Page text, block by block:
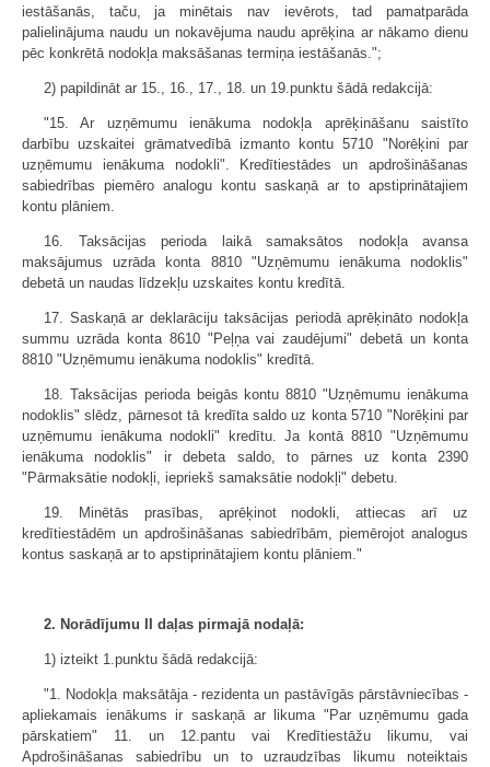
iestāšanās, taču, ja minētais nav ievērots, tad pamatparāda
palielinājuma naudu un nokavējuma naudu aprēķina ar nākamo dienu
pēc konkrētā nodokļa maksāšanas termiņa iestāšanās.";
2) papildināt ar 15., 16., 17., 18. un 19.punktu šādā redakcijā:
"15. Ar uzņēmumu ienākuma nodokļa aprēķināšanu saistīto
darbību uzskaitei grāmatvedībā izmanto kontu 5710 "Norēķini par
uzņēmumu ienākuma nodokli". Kredītiestādes un apdrošināšanas
sabiedrības piemēro analogu kontu saskaņā ar to apstiprinātajiem
kontu plāniem.
16. Taksācijas perioda laikā samaksātos nodokļa avansa
maksājumus uzrāda konta 8810 "Uzņēmumu ienākuma nodoklis"
debetā un naudas līdzekļu uzskaites kontu kredītā.
17. Saskaņā ar deklarāciju taksācijas periodā aprēķināto nodokļa
summu uzrāda konta 8610 "Peļņa vai zaudējumi" debetā un konta
8810 "Uzņēmumu ienākuma nodoklis" kredītā.
18. Taksācijas perioda beigās kontu 8810 "Uzņēmumu ienākuma
nodoklis" slēdz, pārnesot tā kredīta saldo uz konta 5710 "Norēķini par
uzņēmumu ienākuma nodokli" kredītu. Ja kontā 8810 "Uzņēmumu
ienākuma nodoklis" ir debeta saldo, to pārnes uz konta 2390
"Pārmaksātie nodokļi, iepriekš samaksātie nodokļi" debetu.
19. Minētās prasības, aprēķinot nodokli, attiecas arī uz
kredītiestādēm un apdrošināšanas sabiedrībām, piemērojot analogus
kontus saskaņā ar to apstiprinātajiem kontu plāniem."
2. Norādījumu II daļas pirmajā nodaļā:
1) izteikt 1.punktu šādā redakcijā:
"1. Nodokļa maksātāja - rezidenta un pastāvīgās pārstāvniecības -
apliekamais ienākums ir saskaņā ar likuma "Par uzņēmumu gada
pārskatiem" 11. un 12.pantu vai Kredītiestāžu likumu, vai
Apdrošināšanas sabiedrību un to uzraudzības likumu noteiktais